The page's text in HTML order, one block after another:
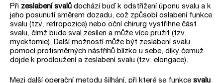
Při zeslabení svalů dochází buď k odstřižení úponu svalu a k
jeho posunutí směrem dozadu, což způsobí oslabení funkce
svalu (tzv. retropozice) nebo oční chirurg vystřihne část
svalu, čímž bude sval zesílen a může více pružit (tzv.
myektomie). Další možností může být zeslabení svalu
pomocí protisměrných nástřihů blízko u sebe, díky čemuž
dojde k prodloužení a zeslabení svalu (tzv. elongace).
Mezi další operační metodu šilhání, při které se funkce svalu